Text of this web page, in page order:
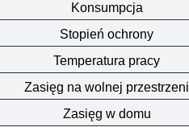
Konsumpcja
Stopień ochrony
Temperatura pracy
Zasięg na wolnej przestrzeni
Zasięg w domu